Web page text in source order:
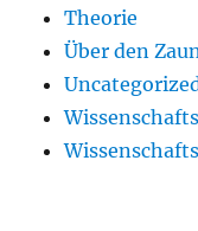
Theorie
Über den